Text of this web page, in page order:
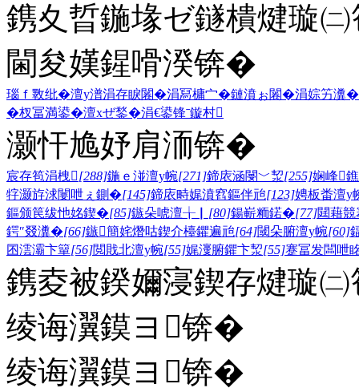
鎸夊晢鍦堟ゼ鐩樻煡璇
閫夋嫨鍟嗗湀锛�
瑙ｆ斁纰�澶у潽涓存睙闂�涓冩槦宀�鏈濆ぉ闂�涓婃竻瀵�
�杈冨満鍙�澶хぜ鍫�涓€鍙锋ˉ鏇村
灏忓尯妤肩洏锛�
宸存笣涓栧[288]鍦ｅ湴澶у帵[271]鍗庡涵閿﹀洯[255]娴峰
牸灏斿浗闄呭ぇ鍘�[145]鍗庡畤娓濆窞鏂伴兘[123]娉板畨澶у
鏂颁笢绂忚姳鍥�[85]鏃朵唬澶╁▏ [80]鍚嶄粫鍩�[77]閮藉
鍔″叕瀵�[66]鏃簡姹熸咕鍥介檯鑺遍兘[64]閾朵腑澶у帵[60]
囨澐灞卞簞[56]閲戝北澶у帵[55]娓濅腑鑺卞洯[55]蹇冨发闆呭
鎸夌被鍨嬭寖鍥存煡璇
绫诲瀷鏌ヨ锛�
绫诲瀷鏌ヨ锛�